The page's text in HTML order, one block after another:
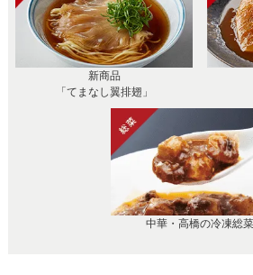
新商品
「てまなし翼排翅」
中華・高橋の冷凍総菜